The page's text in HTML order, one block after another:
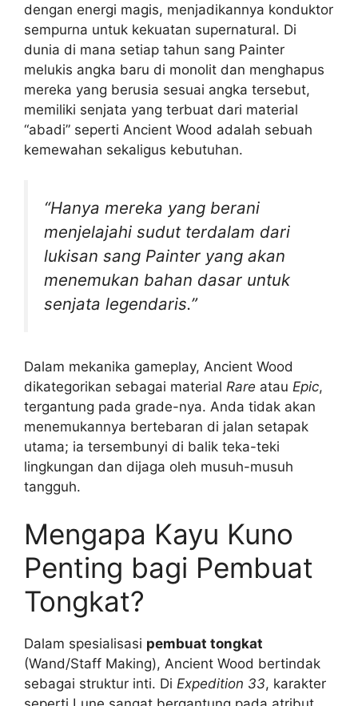
dengan energi magis, menjadikannya konduktor
sempurna untuk kekuatan supernatural. Di
dunia di mana setiap tahun sang Painter
melukis angka baru di monolit dan menghapus
mereka yang berusia sesuai angka tersebut,
memiliki senjata yang terbuat dari material
“abadi” seperti Ancient Wood adalah sebuah
kemewahan sekaligus kebutuhan.
“Hanya mereka yang berani
menjelajahi sudut terdalam dari
lukisan sang Painter yang akan
menemukan bahan dasar untuk
senjata legendaris.”
Dalam mekanika gameplay, Ancient Wood
dikategorikan sebagai material Rare atau Epic,
tergantung pada grade-nya. Anda tidak akan
menemukannya bertebaran di jalan setapak
utama; ia tersembunyi di balik teka-teki
lingkungan dan dijaga oleh musuh-musuh
tangguh.
Mengapa Kayu Kuno
Penting bagi Pembuat
Tongkat?
Dalam spesialisasi pembuat tongkat
(Wand/Staff Making), Ancient Wood bertindak
sebagai struktur inti. Di Expedition 33, karakter